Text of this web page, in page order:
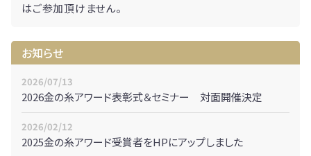
はご参加頂けません。
お知らせ
2026/07/13
2026金の糸アワード表彰式＆セミナー 対面開催決定
2026/02/12
2025金の糸アワード受賞者をHPにアップしました